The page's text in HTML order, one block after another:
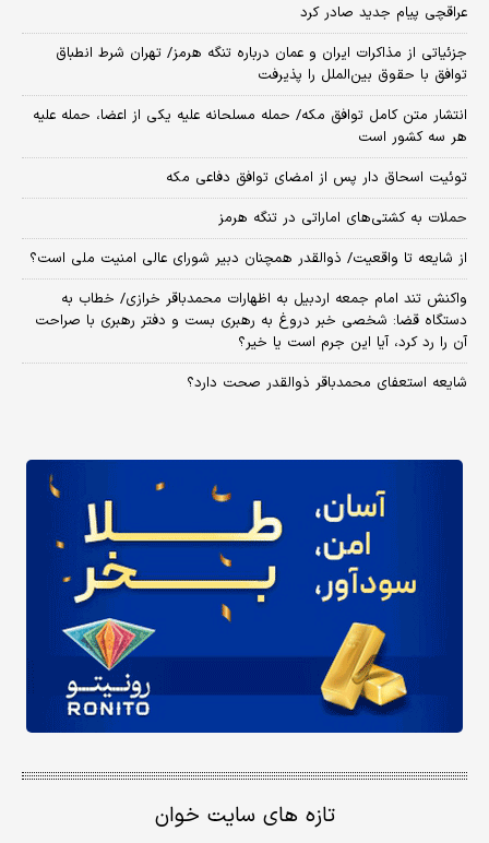
عراقچی پیام جدید صادر کرد
جزئیاتی از مذاکرات ایران و عمان درباره تنگه هرمز/ تهران شرط انطباق
توافق با حقوق بین‌الملل را پذیرفت
انتشار متن کامل توافق مکه/ حمله مسلحانه علیه یکی از اعضا، حمله علیه
هر سه کشور است
توئیت اسحاق دار پس از امضای توافق دفاعی مکه
حملات به کشتی‌های اماراتی در تنگه هرمز
از شایعه تا واقعیت/ ذوالقدر همچنان دبیر شورای ‌عالی امنیت ملی است؟
واکنش تند امام جمعه اردبیل به اظهارات محمدباقر خرازی/ خطاب به
دستگاه قضا: شخصی خبر دروغ به رهبری بست و دفتر رهبری با صراحت
آن را رد کرد، آیا این جرم است یا خیر؟
شایعه استعفای محمدباقر ذوالقدر صحت دارد؟
تازه های سایت خوان